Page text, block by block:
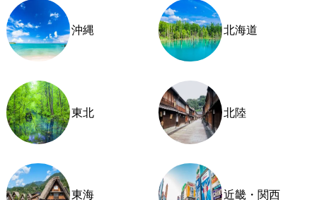
沖縄 北海道
東北 北陸
東海 近畿・関西